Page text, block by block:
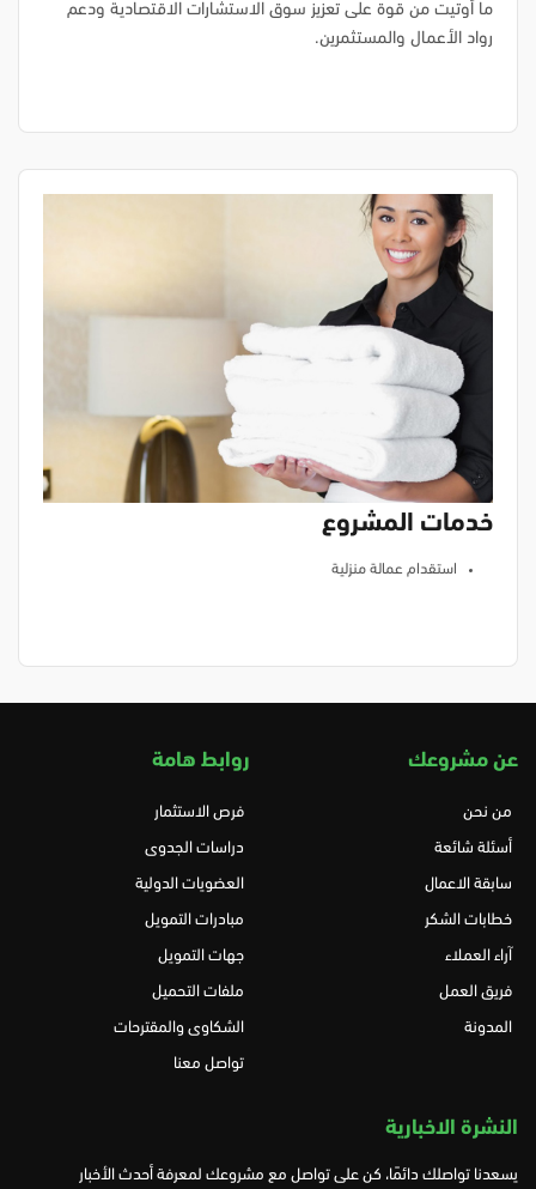
ما أوتيت من قوة على تعزيز سوق الاستشارات الاقتصادية ودعم
رواد الأعمال والمستثمرين.
خدمات المشروع
استقدام عمالة منزلية
عن مشروعك
من نحن
أسئلة شائعة
سابقة الاعمال
خطابات الشكر
آراء العملاء
فريق العمل
المدونة
روابط هامة
فرص الاستثمار
دراسات الجدوى
العضويات الدولية
مبادرات التمويل
جهات التمويل
ملفات التحميل
الشكاوى والمقترحات
تواصل معنا
النشرة الاخبارية
يسعدنا تواصلك دائمًا، كن على تواصل مع مشروعك لمعرفة أحدث الأخبار